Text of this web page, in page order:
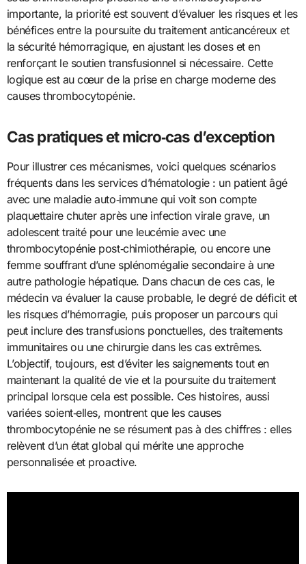
importante, la priorité est souvent d’évaluer les risques et les
bénéfices entre la poursuite du traitement anticancéreux et
la sécurité hémorragique, en ajustant les doses et en
renforçant le soutien transfusionnel si nécessaire. Cette
logique est au cœur de la prise en charge moderne des
causes thrombocytopénie.
Cas pratiques et micro‑cas d’exception
Pour illustrer ces mécanismes, voici quelques scénarios
fréquents dans les services d’hématologie : un patient âgé
avec une maladie auto‑immune qui voit son compte
plaquettaire chuter après une infection virale grave, un
adolescent traité pour une leucémie avec une
thrombocytopénie post‑chimiothérapie, ou encore une
femme souffrant d’une splénomégalie secondaire à une
autre pathologie hépatique. Dans chacun de ces cas, le
médecin va évaluer la cause probable, le degré de déficit et
les risques d’hémorragie, puis proposer un parcours qui
peut inclure des transfusions ponctuelles, des traitements
immunitaires ou une chirurgie dans les cas extrêmes.
L’objectif, toujours, est d’éviter les saignements tout en
maintenant la qualité de vie et la poursuite du traitement
principal lorsque cela est possible. Ces histoires, aussi
variées soient‑elles, montrent que les causes
thrombocytopénie ne se résument pas à des chiffres : elles
relèvent d’un état global qui mérite une approche
personnalisée et proactive.